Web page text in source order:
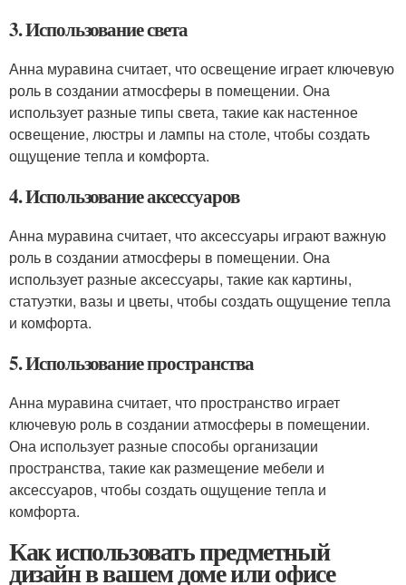
3. Использование света
Анна муравина считает, что освещение играет ключевую
роль в создании атмосферы в помещении. Она
использует разные типы света, такие как настенное
освещение, люстры и лампы на столе, чтобы создать
ощущение тепла и комфорта.
4. Использование аксессуаров
Анна муравина считает, что аксессуары играют важную
роль в создании атмосферы в помещении. Она
использует разные аксессуары, такие как картины,
статуэтки, вазы и цветы, чтобы создать ощущение тепла
и комфорта.
5. Использование пространства
Анна муравина считает, что пространство играет
ключевую роль в создании атмосферы в помещении.
Она использует разные способы организации
пространства, такие как размещение мебели и
аксессуаров, чтобы создать ощущение тепла и
комфорта.
Как использовать предметный
дизайн в вашем доме или офисе